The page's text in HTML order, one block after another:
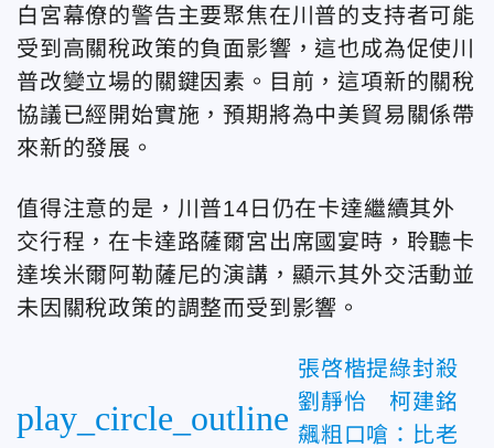
白宮幕僚的警告主要聚焦在川普的支持者可能
受到高關稅政策的負面影響，這也成為促使川
普改變立場的關鍵因素。目前，這項新的關稅
協議已經開始實施，預期將為中美貿易關係帶
來新的發展。
值得注意的是，川普14日仍在卡達繼續其外
交行程，在卡達路薩爾宮出席國宴時，聆聽卡
達埃米爾阿勒薩尼的演講，顯示其外交活動並
未因關稅政策的調整而受到影響。
play_circle_outline
張啓楷提綠封殺
劉靜怡 柯建銘
飆粗口嗆：比老